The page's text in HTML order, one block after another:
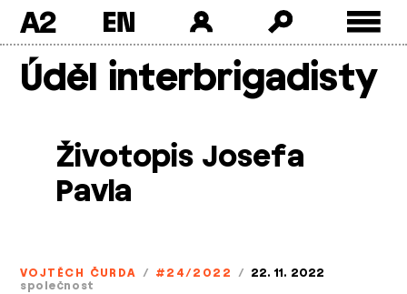
Skip
A2
Úděl interbrigadisty
Životopis Josefa
Pavla
VOJTĚCH ČURDA / #24/2022 / 22. 11. 2022
společnost